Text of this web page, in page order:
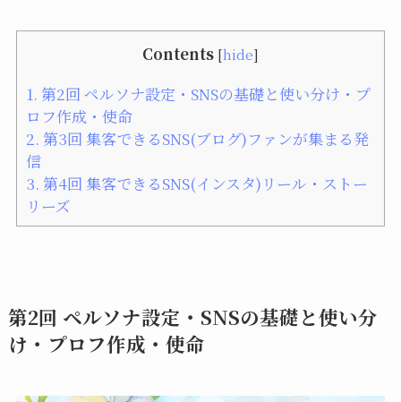
Contents [hide]
1. 第2回 ペルソナ設定・SNSの基礎と使い分け・プ
ロフ作成・使命
2. 第3回 集客できるSNS(ブログ)ファンが集まる発
信
3. 第4回 集客できるSNS(インスタ)リール・ストー
リーズ
第2回 ペルソナ設定・SNSの基礎と使い分
け・プロフ作成・使命